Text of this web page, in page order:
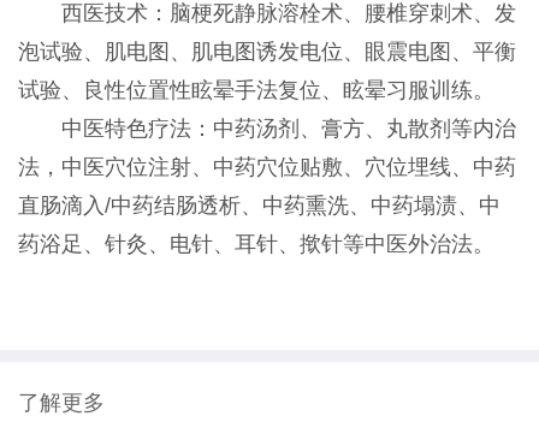
西医技术： 脑梗死静脉溶栓术、腰椎穿刺术、发
泡试验、 肌电图、肌电图诱发电位、眼震电图、平衡
试验、
良性位置性眩晕手法复位、眩晕习服训练。
中医特色疗法：中药汤剂、膏方、丸散剂等内治
法，中医穴位注射、中药穴位贴敷、穴位埋线、中药
直肠滴入/中药结肠透析、中药熏洗、中药塌渍、中
药浴足、针灸、电针、耳针、揿针等中医外治法。
了解更多